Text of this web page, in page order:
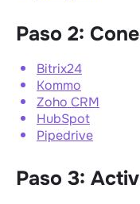
Paso 2:
Bitrix24
Kommo
Zoho CRM
HubSpot
Pipedrive
Paso 3: